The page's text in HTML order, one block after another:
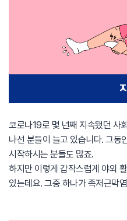
코로나19로 몇 년째 지속됐던 사
나선 분들이 늘고 있습니다. 그동
시작하시는 분들도 많죠.
하지만 이렇게 갑작스럽게 야외
있는데요. 그중 하나가 족저근막